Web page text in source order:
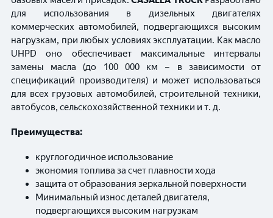
для использования в дизельных двигателях
коммерческих автомобилей, подвергающихся высоким
нагрузкам, при любых условиях эксплуатации. Как масло
UHPD оно обеспечивает максимальные интервалы
замены масла (до 100 000 км – в зависимости от
спецификаций производителя) и может использоваться
для всех грузовых автомобилей, строительной техники,
автобусов, сельскохозяйственной техники и т. д.
Преимущества:
круглогодичное использование
экономия топлива за счет плавности хода
защита от образования зеркальной поверхности
Минимальный износ деталей двигателя,
подвергающихся высоким нагрузкам